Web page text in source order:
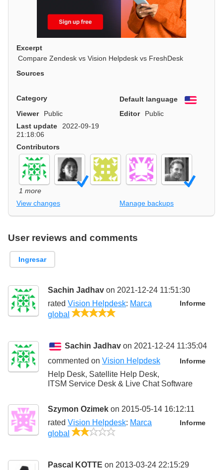
Excerpt
Compare Zendesk vs Vision Helpdesk vs FreshDesk
Sources
Category Default language
English
Viewer
Public Editor
Public
Last update
2022-09-19
21:18:06
Contributors
1 more
View changes
Manage backups
User reviews and comments
Ingresar
Sachin Jadhav on 2021-12-24 11:51:30
Informe
rated Vision Helpdesk: Marca
global
Sachin Jadhav on 2021-12-24 11:35:04
Informe
commented on Vision Helpdesk
Help Desk, Satellite Help Desk,
ITSM Service Desk & Live Chat Software
Szymon Ozimek on 2015-05-14 16:12:11
Informe
rated Vision Helpdesk: Marca
global
Pascal KOTTE on 2013-03-24 22:15:29